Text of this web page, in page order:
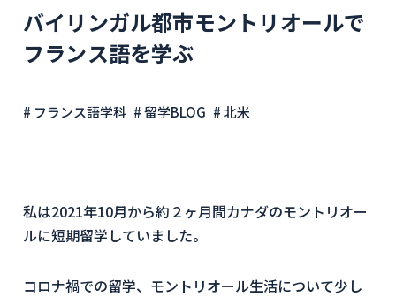
バイリンガル都市モントリオールで
フランス語を学ぶ
# フランス語学科 # 留学BLOG # 北米
私は2021年10月から約２ヶ月間カナダのモントリオー
ルに短期留学していました。
コロナ禍での留学、モントリオール生活について少し